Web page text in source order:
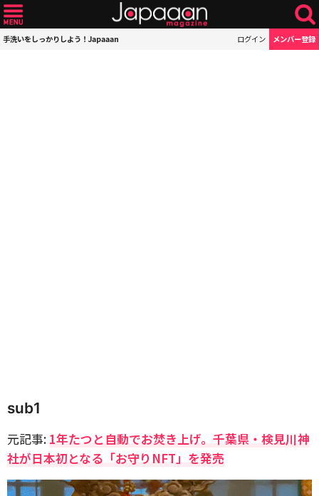
手洗いをしっかりしよう！Japaaan ログイン メンバー登録
sub1
元記事: 1年たつと自動でお焚き上げ。千葉県・検見川神
社が日本初となる「お守りNFT」を発売